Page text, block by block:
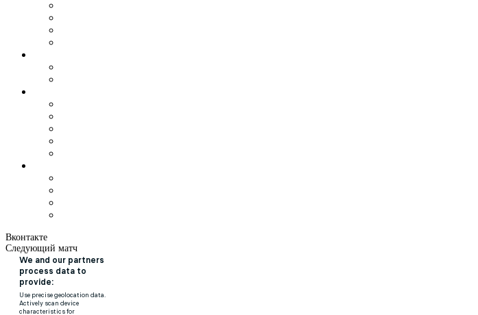
Вконтакте
Следующий матч